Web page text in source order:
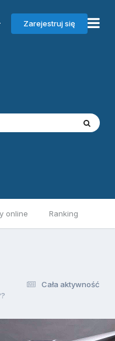
Zarejestruj się
online Ranking
Cała aktywność